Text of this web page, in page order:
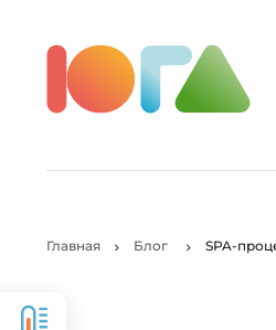
Главная Блог SPA-